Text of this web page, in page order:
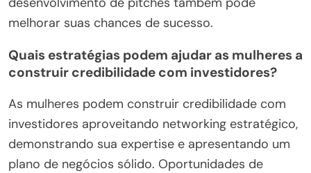
melhorar suas chances de sucesso.
Quais estratégias podem ajudar as mulheres a
construir credibilidade com investidores?
As mulheres podem construir credibilidade com
investidores aproveitando networking estratégico,
demonstrando sua expertise e apresentando um
plano de negócios sólido. Oportunidades de